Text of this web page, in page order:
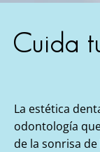
Cuida
La estética
odontología
de la sonrisa